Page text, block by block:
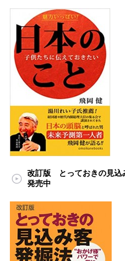
改訂版 とっておきの見
発売中